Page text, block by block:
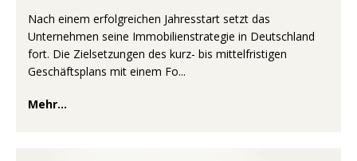
Nach einem erfolgreichen Jahresstart setzt das
Unternehmen seine Immobilienstrategie in Deutschland
fort. Die Zielsetzungen des kurz- bis mittelfristigen
Geschäftsplans mit einem Fo...
Mehr...